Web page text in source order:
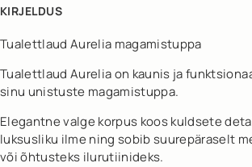
KIRJELDUS
Tualettlaud Aurelia magamistuppa
Tualettlaud Aurelia on kaunis ja
sinu unistuste magamistuppa.
Elegantne valge korpus koos kuldsete
luksusliku ilme ning sobib suurepäraselt
või õhtusteks ilurutiinideks.